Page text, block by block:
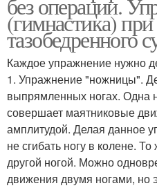
без операции.
(гимнастика) при
тазобедренного
Каждое упражнение нужно
1. Упражнение "ножницы".
выпрямленных ногах. Одна
совершает маятниковые
амплитудой. Делая данное
не сгибать ногу в колене.
другой ногой. Можно
движения двумя ногами, но